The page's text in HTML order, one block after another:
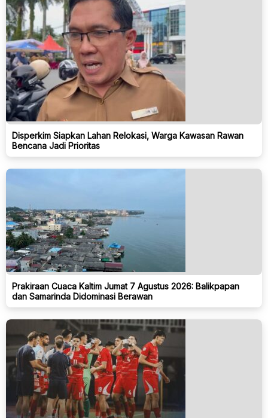
Disperkim Siapkan Lahan Relokasi, Warga Kawasan Rawan
Bencana Jadi Prioritas
Prakiraan Cuaca Kaltim Jumat 7 Agustus 2026: Balikpapan
dan Samarinda Didominasi Berawan